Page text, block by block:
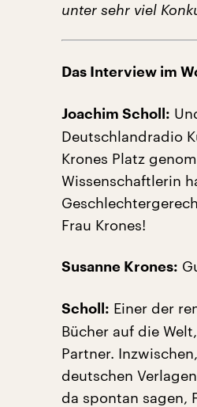
unter sehr viel
Das Interview im
Joachim Scholl:
Deutschlandradio
Krones Platz
Wissenschaftlerin
Frau Krones!
Susanne Krones:
Scholl: Einer der
Bücher auf die
Partner.
deutschen
da spontan sagen,